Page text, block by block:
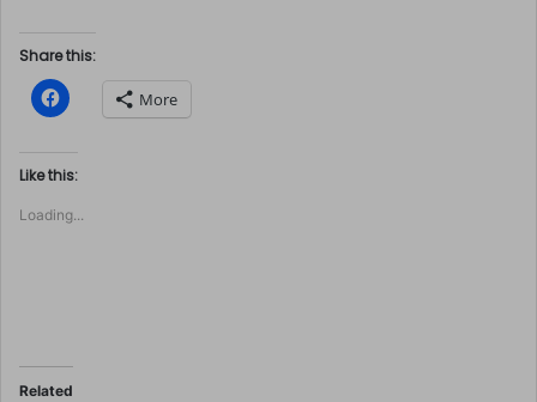
Share this:
C
l
k
t
o
h
b
o
More
Like this:
Loading...
Related